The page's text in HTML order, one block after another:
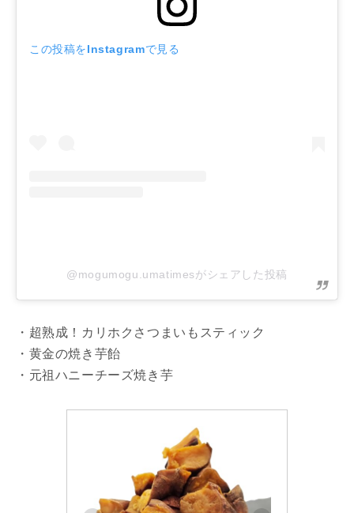
この投稿をInstagramで見る
@mogumogu.umatimesがシェアした投稿
・超熟成！カリホクさつまいもスティック
・黄金の焼き芋飴
・元祖ハニーチーズ焼き芋